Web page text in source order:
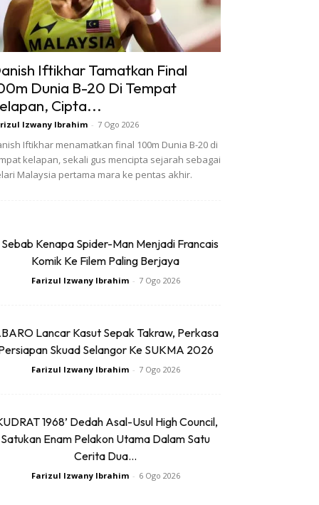
Iftikhar Tamatkan Final
Dunia B-20 Di Tempat
Cipta...
Izwany Ibrahim - 7 Ogo 2026
Iftikhar menamatkan final 100m Dunia B-20 di
kelapan, sekali gus mencipta sejarah sebagai
Malaysia pertama mara ke pentas akhir.
Kenapa Spider-Man Menjadi Francais
Komik Ke Filem Paling Berjaya
Farizul Izwany Ibrahim - 7 Ogo 2026
Lancar Kasut Sepak Takraw, Perkasa
Skuad Selangor Ke SUKMA 2026
Farizul Izwany Ibrahim - 7 Ogo 2026
1968’ Dedah Asal-Usul High Council,
Satukan Enam Pelakon Utama Dalam Satu
Cerita Dua...
Farizul Izwany Ibrahim - 6 Ogo 2026